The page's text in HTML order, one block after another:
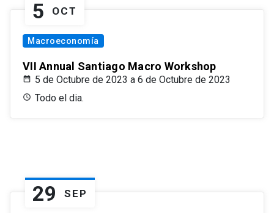
5 OCT
Macroeconomía
VII Annual Santiago Macro Workshop
5 de Octubre de 2023 a 6 de Octubre de 2023
Todo el dia.
29 SEP